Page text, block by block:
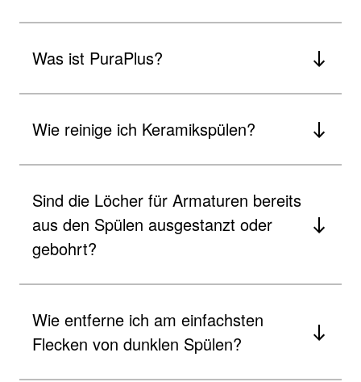
Was ist PuraPlus?
Wie reinige ich Keramikspülen?
Sind die Löcher für Armaturen bereits
aus den Spülen ausgestanzt oder
gebohrt?
Wie entferne ich am einfachsten
Flecken von dunklen Spülen?